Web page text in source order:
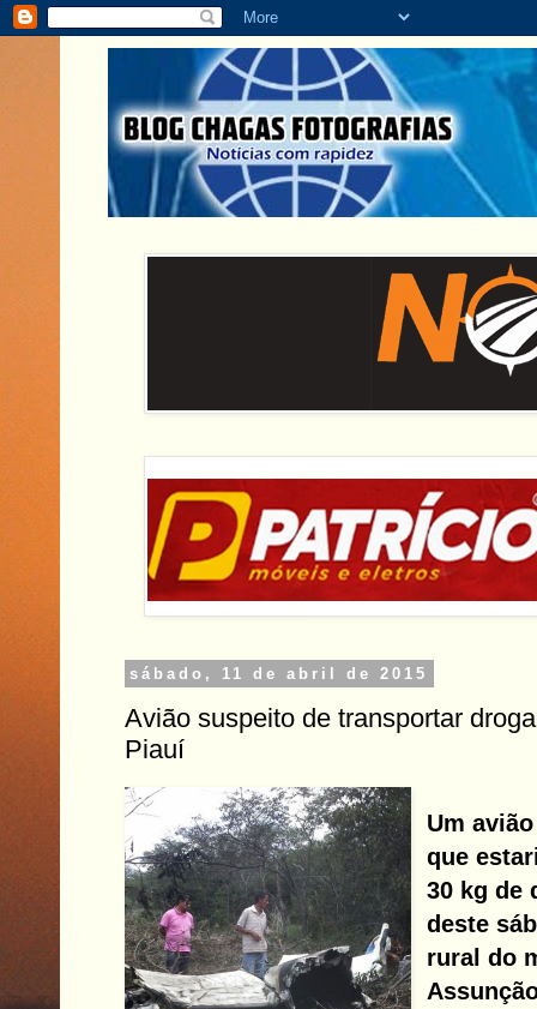
sábado, 11 de abril de 2015
Avião suspeito de transportar
Piauí
Um
que
30 kg de
deste
rural do